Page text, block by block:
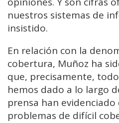
nuestros sistemas de
insistido.
En relación con la
cobertura, Muñoz ha
que, precisamente,
hemos dado a lo largo
prensa han
problemas de difícil